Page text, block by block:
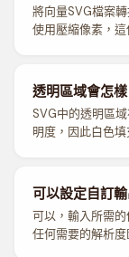
將向量SVG檔案
使用壓縮像素，
透明區域會怎樣
SVG中的透明區
明度，因此白色
可以設定自訂
可以，輸入所需
任何需要的解析度